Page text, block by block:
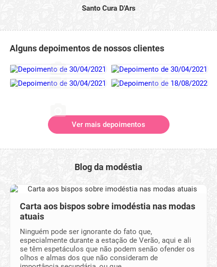
Santo Cura D'Ars
Alguns depoimentos de nossos clientes
Ver mais depoimentos
Blog da modéstia
Carta aos bispos sobre imodéstia nas modas
atuais
Ninguém pode ser ignorante do fato que,
especialmente durante a estação de Verão, aqui e ali
se têm espetáculos que não podem senão ofender os
olhos e almas dos que não consideram de